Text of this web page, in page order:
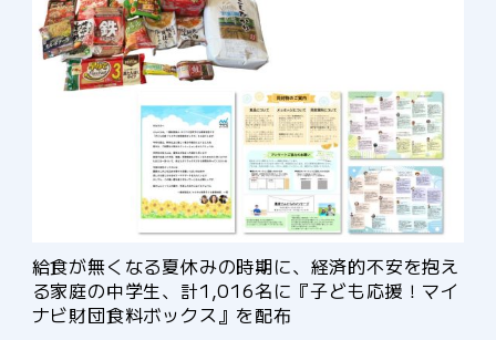
給食が無くなる夏休みの時期に、経済的不安を抱え
る家庭の中学生、計1,016名に『子ども応援！マイ
ナビ財団食料ボックス』を配布